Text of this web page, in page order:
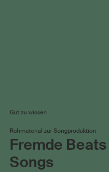
Gut zu wissen
Rohmaterial zur Songproduktion
Fremde
Songs